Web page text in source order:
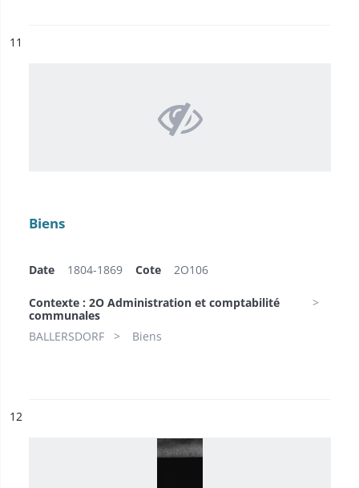
n°
11
Biens
Date 1804-1869 Cote 2O106
Contexte : 2O Administration et comptabilité
communales
BALLERSDORF
Biens
n°
12